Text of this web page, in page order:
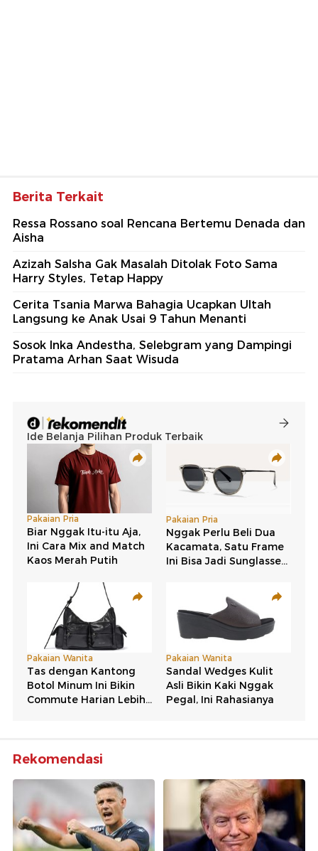
Berita Terkait
Ressa Rossano soal Rencana Bertemu Denada dan
Aisha
Azizah Salsha Gak Masalah Ditolak Foto Sama
Harry Styles, Tetap Happy
Cerita Tsania Marwa Bahagia Ucapkan Ultah
Langsung ke Anak Usai 9 Tahun Menanti
Sosok Inka Andestha, Selebgram yang Dampingi
Pratama Arhan Saat Wisuda
Rekomendasi